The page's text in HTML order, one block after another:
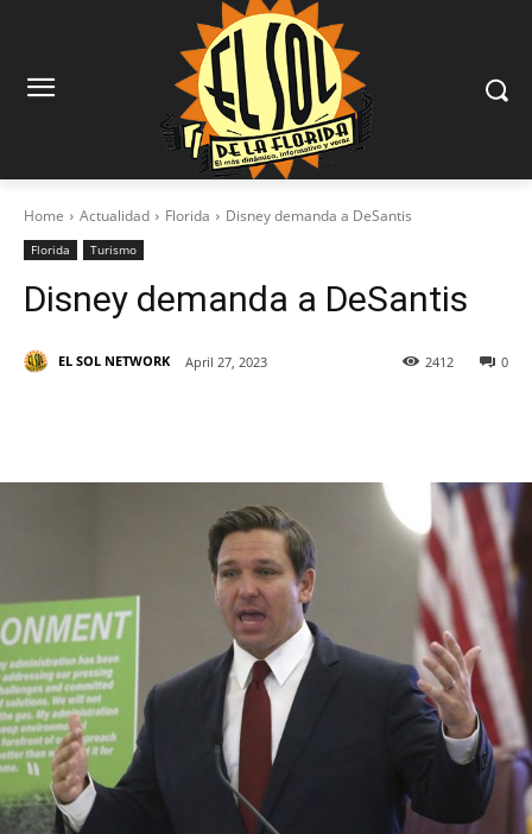
Home Actualidad Florida Disney demanda a DeSantis
Florida Turismo
Disney demanda a DeSantis
EL SOL NETWORK April 27, 2023 0
2412